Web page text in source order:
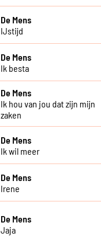
De Mens
IJstijd
De Mens
Ik besta
De Mens
Ik hou van jou dat zijn mijn
zaken
De Mens
Ik wil meer
De Mens
Irene
De Mens
Jaja